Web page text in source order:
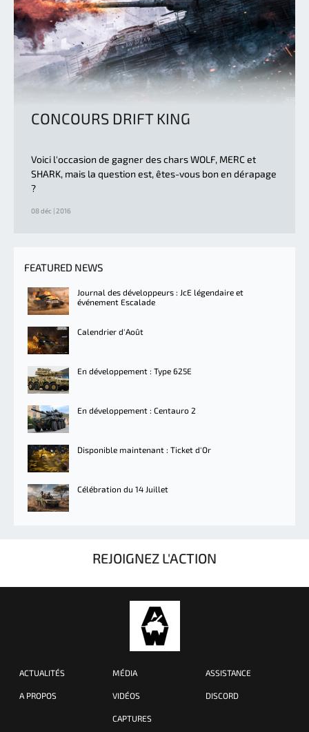
CONCOURS DRIFT KING
Voici l'occasion de gagner des chars WOLF, MERC et
SHARK, mais la question est, êtes-vous bon en dérapage
?
08 déc | 2016
FEATURED NEWS
Journal des développeurs : JcE légendaire et
événement Escalade
Calendrier d'Août
En développement : Type 625E
En développement : Centauro 2
Disponible maintenant : Ticket d'Or
Célébration du 14 Juillet
REJOIGNEZ L'ACTION
ACTUALITÉS
A PROPOS
MÉDIA
VIDÉOS
CAPTURES
ASSISTANCE
DISCORD